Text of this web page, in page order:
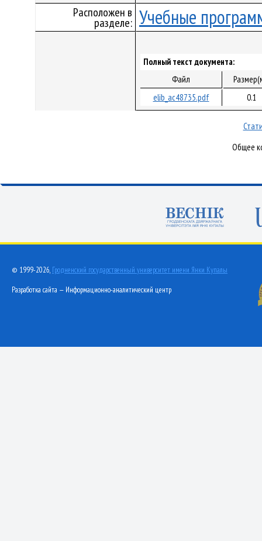
Расположен в
разделе: Учебные
Полный текст документа:
Файл
elib_ac48735.pdf
0.1
Общее
© 1999-2026, Гродненский государственный университет имени Янки Купалы
Разработка сайта — Информационно-аналитический центр